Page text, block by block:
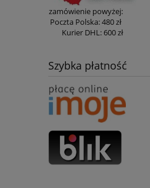
zamówienie powyżej:
Poczta Polska:480 zł
Kurier DHL:600 zł
Szybka płatność